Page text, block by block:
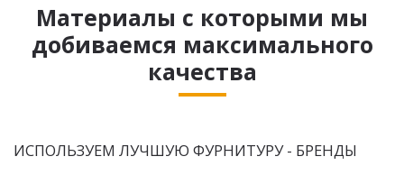
Материалы с которыми мы
добиваемся максимального
качества
ИСПОЛЬЗУЕМ ЛУЧШУЮ ФУРНИТУРУ - БРЕНДЫ